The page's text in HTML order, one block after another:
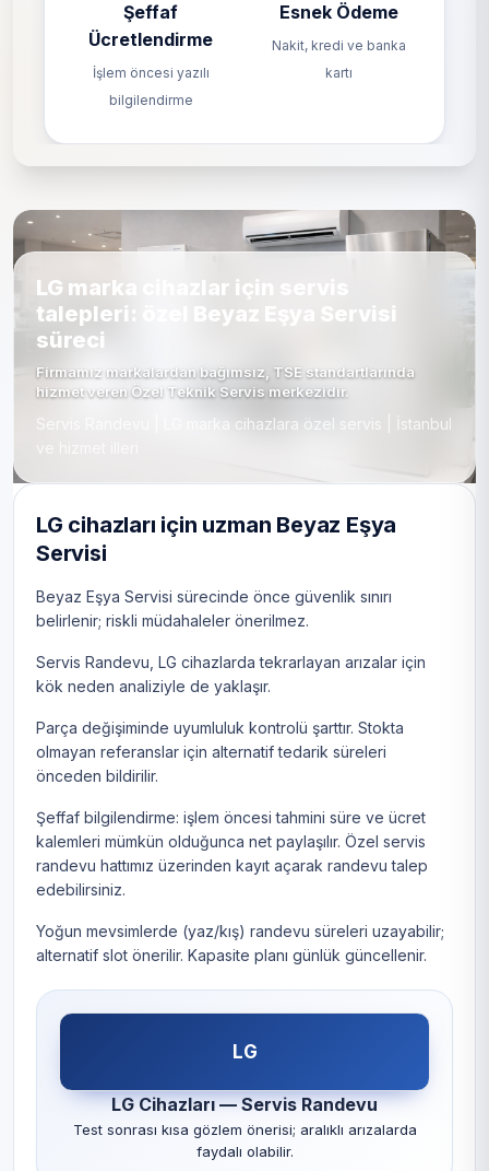
Şeffaf
Ücretlendirme
İşlem öncesi yazılı
bilgilendirme
Esnek Ödeme
Nakit, kredi ve banka
kartı
LG marka cihazlar için servis
talepleri: özel Beyaz Eşya Servisi
süreci
Firmamız markalardan bağımsız, TSE standartlarında
hizmet veren Özel Teknik Servis merkezidir.
Servis Randevu | LG marka cihazlara özel servis | İstanbul
LG cihazları için uzman Beyaz Eşya
Servisi
Beyaz Eşya Servisi sürecinde önce güvenlik sınırı
belirlenir; riskli müdahaleler önerilmez.
Servis Randevu, LG cihazlarda tekrarlayan arızalar için
kök neden analiziyle de yaklaşır.
Parça değişiminde uyumluluk kontrolü şarttır. Stokta
olmayan referanslar için alternatif tedarik süreleri
önceden bildirilir.
Şeffaf bilgilendirme: işlem öncesi tahmini süre ve ücret
kalemleri mümkün olduğunca net paylaşılır. Özel servis
randevu hattımız üzerinden kayıt açarak randevu talep
edebilirsiniz.
Yoğun mevsimlerde (yaz/kış) randevu süreleri uzayabilir;
alternatif slot önerilir. Kapasite planı günlük güncellenir.
LG
LG Cihazları — Servis Randevu
Test sonrası kısa gözlem önerisi; aralıklı arızalarda
faydalı olabilir.